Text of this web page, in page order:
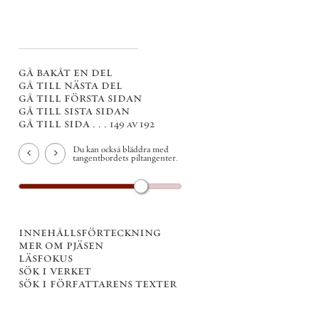
gå bakåt en del
gå till nästa del
gå till första sidan
gå till sista sidan
gå till sida . . . 149 av 192
Du kan också bläddra med
tangentbordets piltangenter.
innehållsförteckning
mer om pjäsen
läsfokus
sök i verket
sök i författarens texter